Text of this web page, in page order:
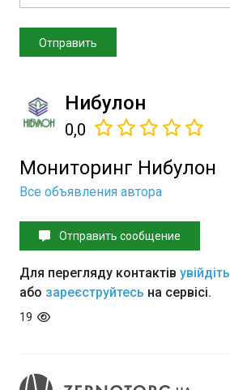
Нибулон
0,0
Мониторинг Нибулон
Все объявления автора
Отправить сообщение
Для перегляду контактів увійдіть
або зареєструйтесь на сервісі.
19